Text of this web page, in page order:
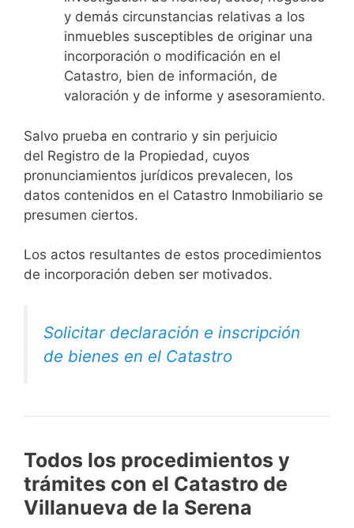
y demás circunstancias relativas a los
inmuebles susceptibles de originar una
incorporación o modificación en el
Catastro, bien de información, de
valoración y de informe y asesoramiento.
Salvo prueba en contrario y sin perjuicio
del Registro de la Propiedad, cuyos
pronunciamientos jurídicos prevalecen, los
datos contenidos en el Catastro Inmobiliario se
presumen ciertos.
Los actos resultantes de estos procedimientos
de incorporación deben ser motivados.
Solicitar declaración e inscripción
de bienes en el Catastro
Todos los procedimientos y
trámites con el Catastro de
Villanueva de la Serena